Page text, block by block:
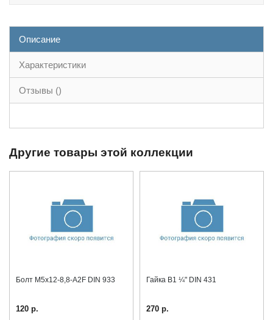
Описание
Характеристики
Отзывы ()
Другие товары этой коллекции
Болт М5x12-8,8-A2F DIN 933
120 р.
Гайка B1 ¼" DIN 431
270 р.